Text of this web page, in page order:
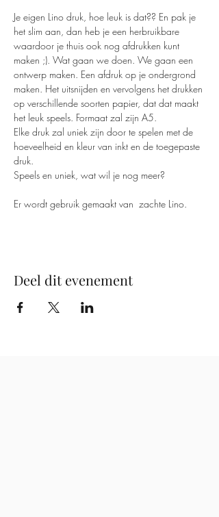
Je eigen Lino druk, hoe leuk is dat?? En pak je
het slim aan, dan heb je een herbruikbare
waardoor je thuis ook nog afdrukken kunt
maken ;). Wat gaan we doen. We gaan een
ontwerp maken. Een afdruk op je ondergrond
maken. Het uitsnijden en vervolgens het drukken
op verschillende soorten papier, dat dat maakt
het leuk speels. Formaat zal zijn A5.
Elke druk zal uniek zijn door te spelen met de
hoeveelheid en kleur van inkt en de toegepaste
druk.
Speels en uniek, wat wil je nog meer?
Er wordt gebruik gemaakt van  zachte Lino.
Deel dit evenement